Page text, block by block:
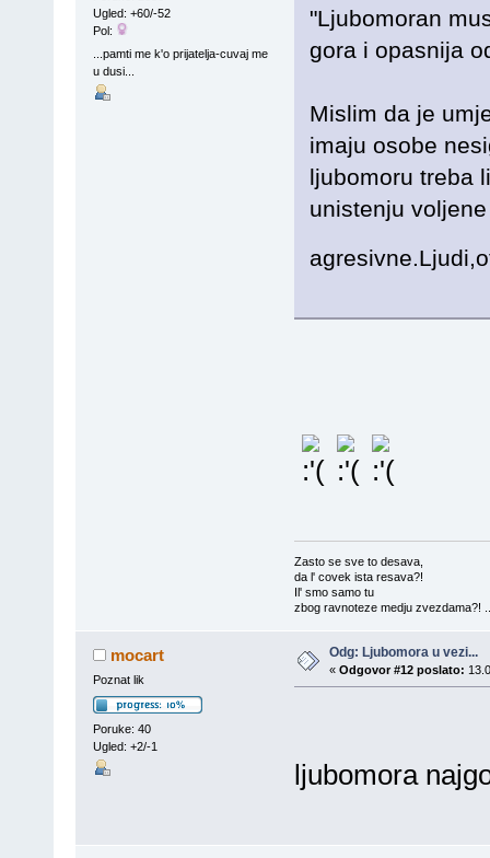
Ugled: +60/-52
Pol:
...pamti me k'o prijatelja-cuvaj me
u dusi...
"Ljubomoran
gora i opasnija
Mislim da je
imaju osobe
ljubomoru treba
unistenju
Zasto se sve to desava,
da l' covek ista resava?!
Il' smo samo tu
zbog ravnoteze medju zvezdama?!
mocart
Poznat lik
Poruke: 40
Ugled: +2/-1
Odg: Ljubomora u vezi...
« Odgovor #12 poslato:
ljubomora